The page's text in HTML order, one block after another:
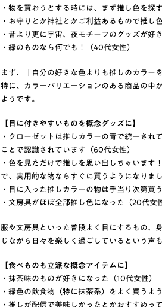
・物を買おうとする時には、まず推し色を探
・お守りとか神社とかご利益あるもので推し
・昔より更に宇宙、夜モチーフのグッズが好
・緑のものなら何でも！（40代女性）
まず、「自分の好きな色よりも推しのカラー
特に、カラーバリエーションのある商品の中
ようです。
【目に付きやすいものを概念グッズに】
・クローゼットは推しカラーの青で統一され
ことで認識されています（60代女性）
・色を見ただけで推しを思い出しちゃいます
で、実用的な物ならすぐに買うようになりま
・目に入った推しカラーの物は手当り次第買
・文房具がほぼ全部推し色になった（20代女
服や文房具といった普段よく目にするもの、
じながら日々を楽しく過ごしているという声
【食べものも立派な概念アイテムに】
・抹茶味のものが好きになった（10代女性）
・緑色の飲食物（特に抹茶系）をよく買うよ
・推しが配信で美味しかったとかおすすめっ